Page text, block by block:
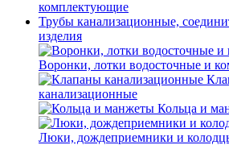
комплектующие
Трубы канализационные,
изделия
Воронки, лотки водосточные и
канализационные
Кольца и
Люки, дождеприемники и